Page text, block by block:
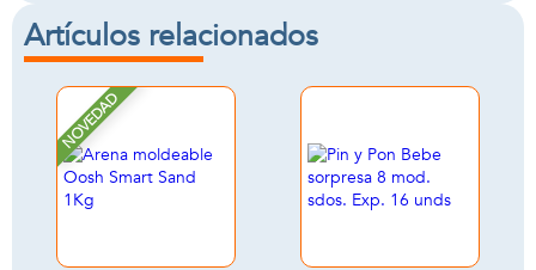
Artículos relacionados
NOVEDAD